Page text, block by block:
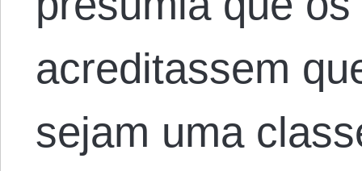
acreditassem
sejam uma